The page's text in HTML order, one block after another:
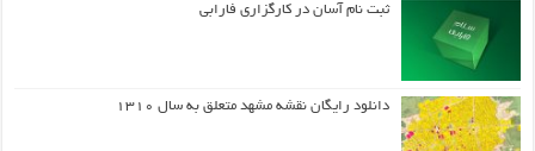
ثبت نام آسان در کارگزاری فارابی
دانلود رایگان نقشه مشهد متعلق به سال ۱۳۱۰